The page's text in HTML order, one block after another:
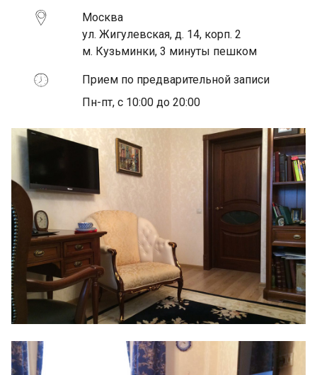
Москва
ул. Жигулевская, д. 14, корп. 2
м. Кузьминки, 3 минуты пешком
Прием по предварительной записи
Пн-пт, с 10:00 до 20:00